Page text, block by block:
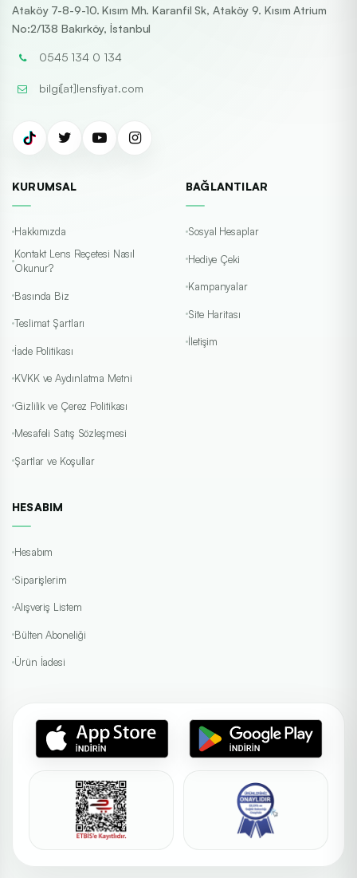
Ataköy 7-8-9-10. Kısım Mh. Karanfil Sk, Ataköy 9. Kısım Atrium
No:2/138 Bakırköy, İstanbul
0545 134 0 134
bilgi[at]lensfiyat.com
KURUMSAL
Hakkımızda
Kontakt Lens Reçetesi Nasıl
Okunur?
Basında Biz
Teslimat Şartları
İade Politikası
KVKK ve Aydınlatma Metni
Gizlilik ve Çerez Politikası
Mesafeli Satış Sözleşmesi
Şartlar ve Koşullar
BAĞLANTILAR
Sosyal Hesaplar
Hediye Çeki
Kampanyalar
Site Haritası
İletişim
HESABIM
Hesabım
Siparişlerim
Alışveriş Listem
Bülten Aboneliği
Ürün İadesi